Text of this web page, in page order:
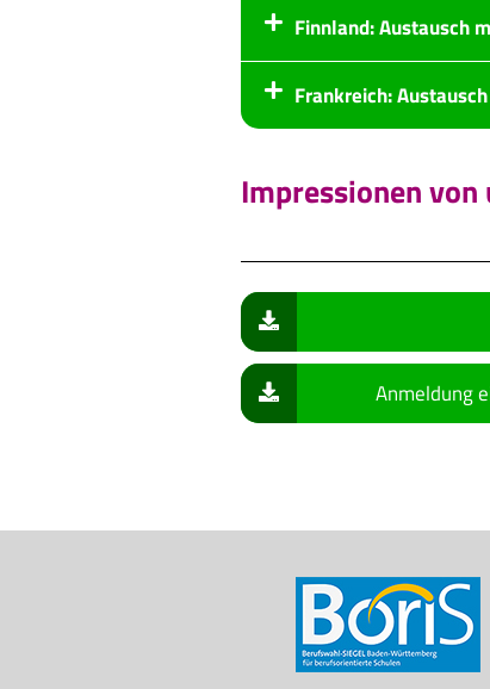
Finnland: Austausch
Frankreich:
Impressionen von
Anmeldung